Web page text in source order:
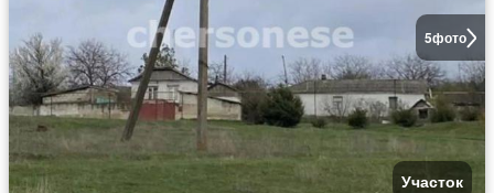
5фото
Участок